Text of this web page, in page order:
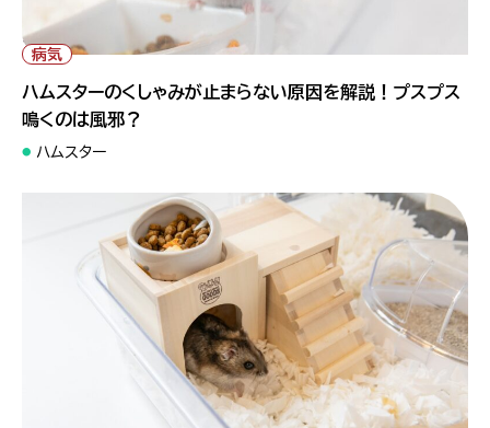
" alt="ハムスターのくしゃみが止まらない原因を解説！プスプス
鳴くのは風邪？">
病気
ハムスターのくしゃみが止まらない原因を解説！プスプス
鳴くのは風邪？
ハムスター